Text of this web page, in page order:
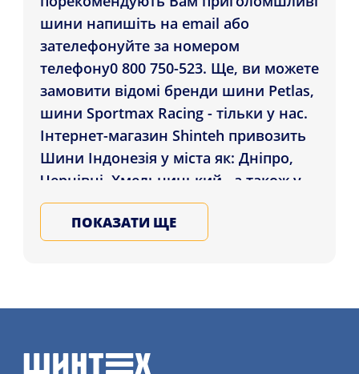
шини напишіть на email або
зателефонуйте за номером
телефону0 800 750-523. Ще, ви можете
замовити відомі бренди шини Petlas,
шини Sportmax Racing - тільки у нас.
Інтернет-магазин Shinteh привозить
Шини Індонезія у міста як: Дніпро,
Чернівці, Хмельницький , а також у
будь-які міста України. Обирайте та
купуйте на всі сезони гуму для авто в
ПОКАЗАТИ ЩЕ